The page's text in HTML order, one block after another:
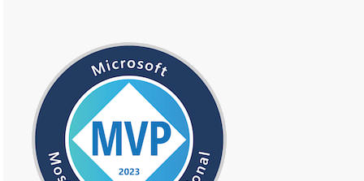
レクト URI
" & _